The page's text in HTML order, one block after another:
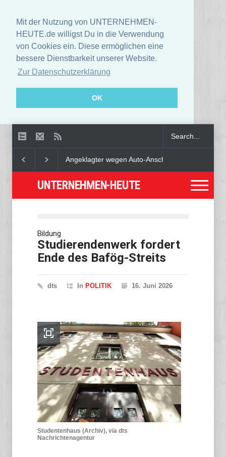
Mit der Nutzung von UNTERNEHMEN-
HEUTE.de willigst Du in die Verwendung
von Cookies ein. Diese ermöglichen eine
bessere Dienstbarkeit unserer Website.
Zur Datenschutzerklärung
OK
Angeklagter wegen Auto-Anschlag in München zu
UNTERNEHMEN-HEUTE
Bildung
Studierendenwerk fordert
Ende des Bafög-Streits
dts In POLITIK 16. Juni 2026
Studentenhaus (Archiv), via dts
Nachrichtenagentur